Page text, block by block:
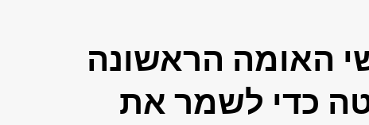
האומה הראשונה
כדי לשמר את